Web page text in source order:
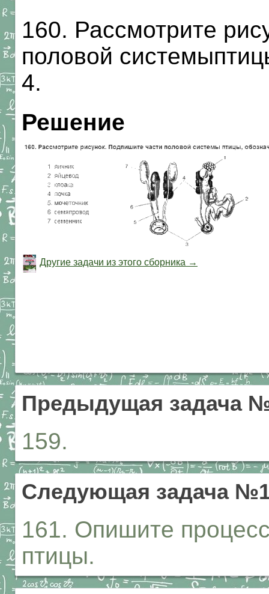
160. Рассмотрите
половой
4.
Решение
Другие задачи из этого сборника →
Предыдущая задача
159.
Следующая задача
161. Опишите
птицы.